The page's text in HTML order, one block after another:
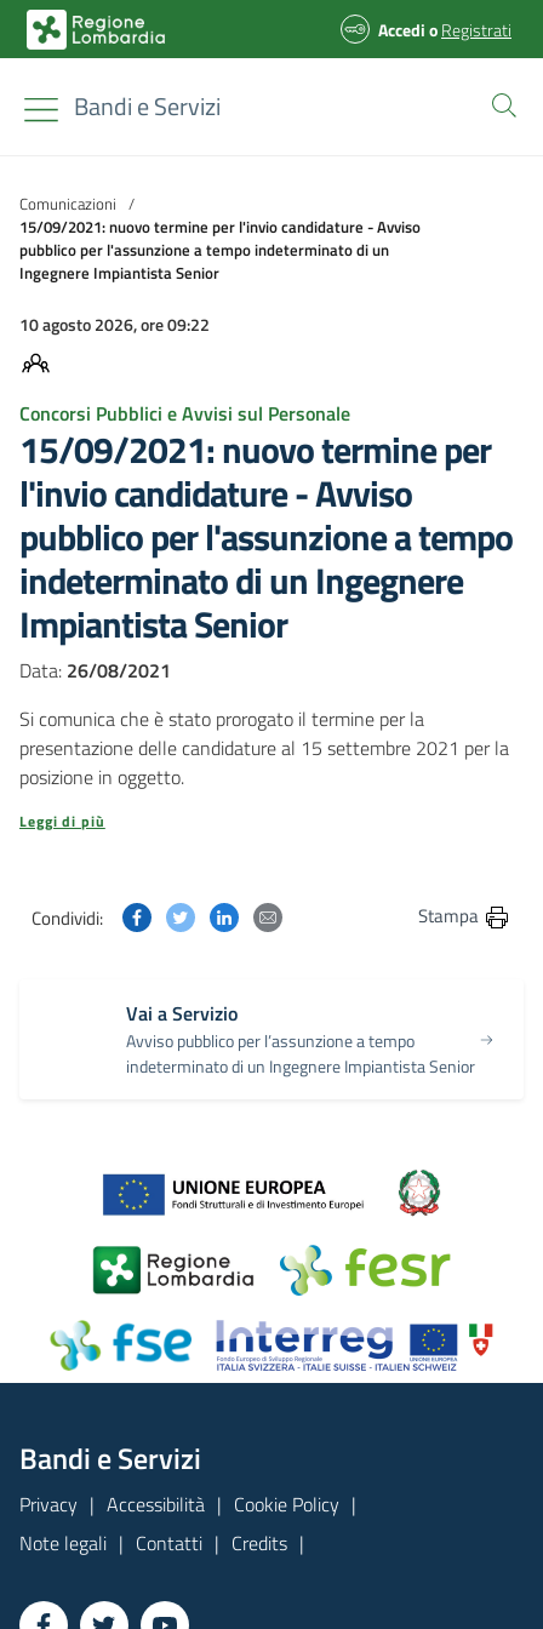
AccedioRegistrati
Bandi e Servizi
Comunicazioni /
15/09/2021: nuovo termine per l'invio candidature - Avviso
pubblico per l'assunzione a tempo indeterminato di un
Ingegnere Impiantista Senior
10 agosto 2026, ore 09:22
Concorsi Pubblici e Avvisi sul Personale
15/09/2021: nuovo termine per
l'invio candidature - Avviso
pubblico per l'assunzione a tempo
indeterminato di un Ingegnere
Impiantista Senior
Data: 26/08/2021
Si comunica che è stato prorogato il termine per la
presentazione delle candidature al 15 settembre 2021 per la
posizione in oggetto.
Leggi di più
Condividi: Condividi questa pagina su Facebook
Condividi questa pagina su Twitter
Condividi questa pagina su Linkedin
Condividi questa pagina via
Stampa
Vai a Servizio
Avviso pubblico per l’assunzione a tempo
indeterminato di un Ingegnere Impiantista Senior
Bandi e Servizi
Privacy Accessibilità
Cookie Policy
Note legali
Contatti Credits